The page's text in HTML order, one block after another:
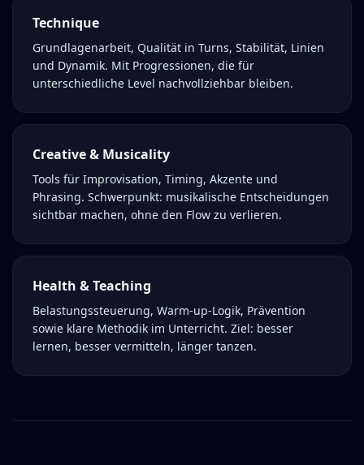
Technique
Grundlagenarbeit, Qualität in Turns, Stabilität, Linien
und Dynamik. Mit Progressionen, die für
unterschiedliche Level nachvollziehbar bleiben.
Creative & Musicality
Tools für Improvisation, Timing, Akzente und
Phrasing. Schwerpunkt: musikalische Entscheidungen
sichtbar machen, ohne den Flow zu verlieren.
Health & Teaching
Belastungssteuerung, Warm-up-Logik, Prävention
sowie klare Methodik im Unterricht. Ziel: besser
lernen, besser vermitteln, länger tanzen.